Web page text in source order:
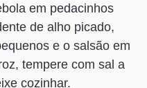
em pedacinhos
de alho picado,
e o salsão em
tempere com sal a
cozinhar.